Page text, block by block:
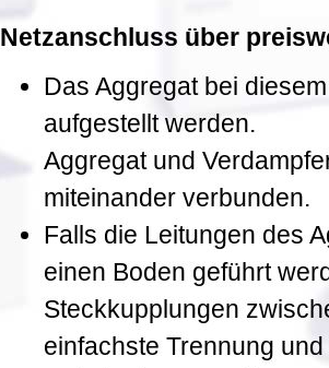
Netzanschluss über
Das Aggregat bei
aufgestellt werden.
Aggregat und
miteinander verbunden.
Falls die Leitungen des
einen Boden geführt
Steckkupplungen
einfachste Trennung